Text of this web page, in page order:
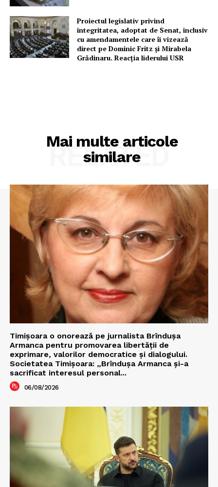
Proiectul legislativ privind
integritatea, adoptat de Senat, inclusiv
cu amendamentele care îi vizează
direct pe Dominic Fritz și Mirabela
Grădinaru. Reacția liderului USR
Mai multe articole
similare
RELATED
Timișoara o onorează pe jurnalista Brîndușa
Armanca pentru promovarea libertății de
exprimare, valorilor democratice și dialogului.
Societatea Timișoara: „Brîndușa Armanca și-a
sacrificat interesul personal...
06/08/2026